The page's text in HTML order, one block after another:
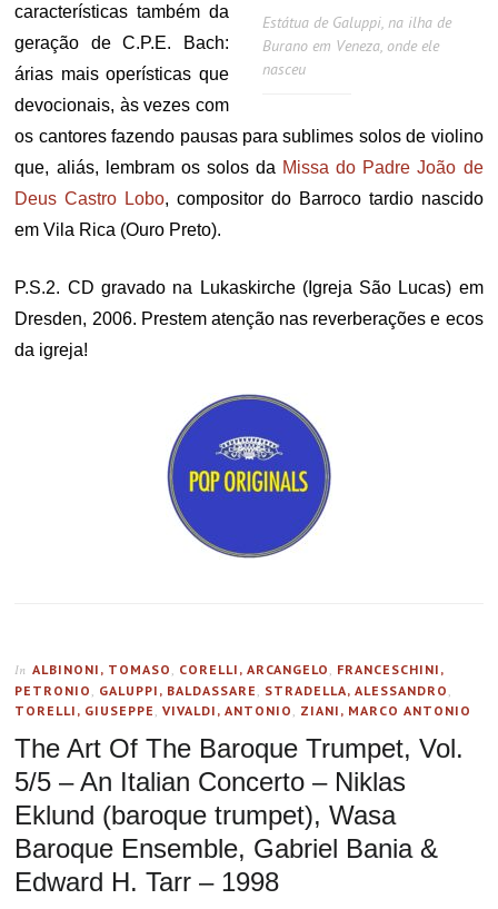
Estátua de Galuppi, na ilha de
Burano em Veneza, onde ele
nasceu
características também da
geração de C.P.E. Bach:
árias mais operísticas que
devocionais, às vezes com
os cantores fazendo pausas para sublimes solos de violino
que, aliás, lembram os solos da Missa do Padre João de
Deus Castro Lobo, compositor do Barroco tardio nascido
em Vila Rica (Ouro Preto).
P.S.2. CD gravado na Lukaskirche (Igreja São Lucas) em
Dresden, 2006. Prestem atenção nas reverberações e ecos
da igreja!
In ALBINONI, TOMASO CORELLI, ARCANGELO
FRANCESCHINI,
PETRONIO
GALUPPI, BALDASSARE STRADELLA, ALESSANDRO
TORELLI, GIUSEPPE ,VIVALDI, ANTONIO ZIANI, MARCO ANTONIO
The Art Of The Baroque Trumpet, Vol.
5/5 – An Italian Concerto – Niklas
Eklund (baroque trumpet), Wasa
Baroque Ensemble, Gabriel Bania &
Edward H. Tarr – 1998